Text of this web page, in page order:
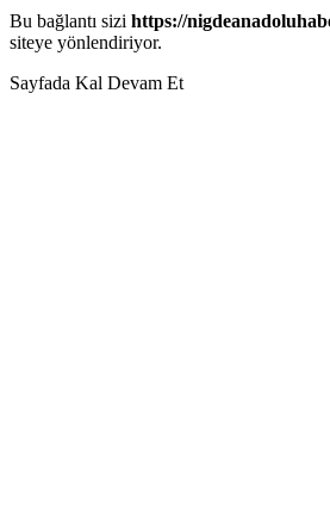
Bu bağlantı sizi https://
siteye yönlendiriyor.
Sayfada Kal Devam Et